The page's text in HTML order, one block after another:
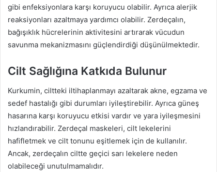
gibi enfeksiyonlara karşı koruyucu olabilir. Ayrıca alerjik
reaksiyonları azaltmaya yardımcı olabilir. Zerdeçalın,
bağışıklık hücrelerinin aktivitesini artırarak vücudun
savunma mekanizmasını güçlendirdiği düşünülmektedir.
Cilt Sağlığına Katkıda Bulunur
Kurkumin, ciltteki iltihaplanmayı azaltarak akne, egzama ve
sedef hastalığı gibi durumları iyileştirebilir. Ayrıca güneş
hasarına karşı koruyucu etkisi vardır ve yara iyileşmesini
hızlandırabilir. Zerdeçal maskeleri, cilt lekelerini
hafifletmek ve cilt tonunu eşitlemek için de kullanılır.
Ancak, zerdeçalın ciltte geçici sarı lekelere neden
olabileceği unutulmamalıdır.